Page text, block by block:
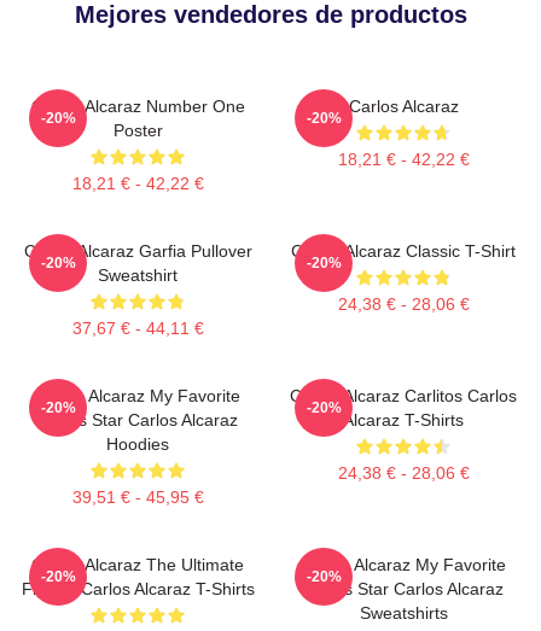
Mejores vendedores de productos
Carlos Alcaraz Number One
Poster
18,21 € - 42,22 €
-20%
Carlos Alcaraz
18,21 € - 42,22 €
-20%
Carlos Alcaraz Garfia Pullover
Sweatshirt
37,67 € - 44,11 €
-20%
Carlos Alcaraz Classic T-Shirt
24,38 € - 28,06 €
-20%
Carlos Alcaraz My Favorite
Tennis Star Carlos Alcaraz
Hoodies
39,51 € - 45,95 €
-20%
Carlos Alcaraz Carlitos Carlos
Alcaraz T-Shirts
24,38 € - 28,06 €
-20%
Carlos Alcaraz The Ultimate
Fighter Carlos Alcaraz T-Shirts
-20%
Carlos Alcaraz My Favorite
Tennis Star Carlos Alcaraz
Sweatshirts
-20%